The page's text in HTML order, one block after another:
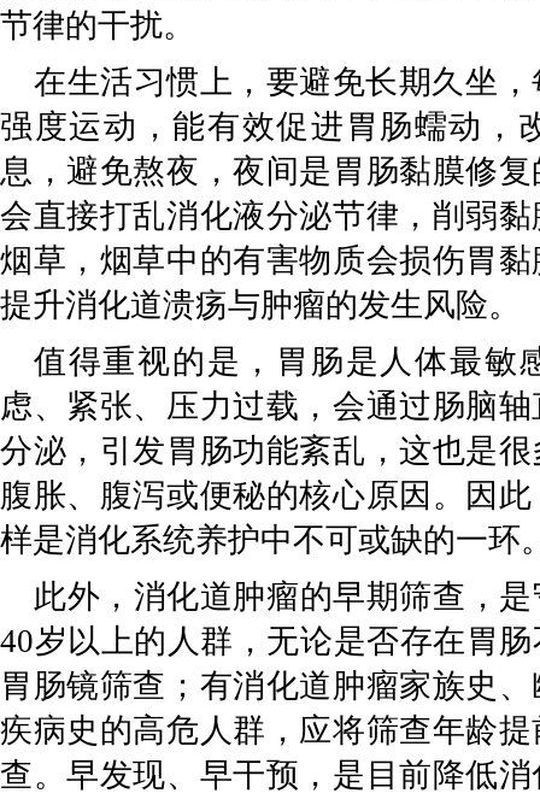
节律的干扰。
在生活习惯上，要避免长期久坐
强度运动，能有效促进胃肠蠕动，
息，避免熬夜，夜间是胃肠黏膜修
会直接打乱消化液分泌节律，削弱
烟草，烟草中的有害物质会损伤胃
提升消化道溃疡与肿瘤的发生风险。
值得重视的是，胃肠是人体最敏
虑、紧张、压力过载，会通过肠脑
分泌，引发胃肠功能紊乱，这也是
腹胀、腹泻或便秘的核心原因。因
样是消化系统养护中不可或缺的一环
此外，消化道肿瘤的早期筛查，
40岁以上的人群，无论是否存在胃
胃肠镜筛查；有消化道肿瘤家族史
疾病史的高危人群，应将筛查年龄
查。早发现、早干预，是目前降低